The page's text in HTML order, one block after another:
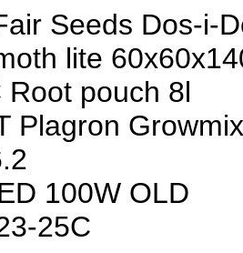
Seeds Dos-i-
lite
Root pouch 8l
Plagron
100W OLD
25C